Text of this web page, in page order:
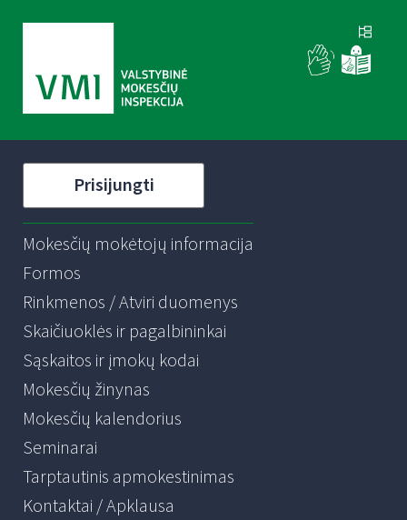
Prisijungti
Mokesčių mokėtojų informacija
Formos
Rinkmenos / Atviri duomenys
Skaičiuoklės ir pagalbininkai
Sąskaitos ir įmokų kodai
Mokesčių žinynas
Mokesčių kalendorius
Seminarai
Tarptautinis apmokestinimas
Kontaktai / Apklausa